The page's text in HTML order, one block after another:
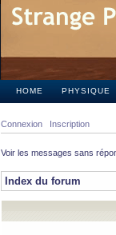
HOME PHYSIQUE
Connexion Inscription
Voir les messages sans
Index du forum